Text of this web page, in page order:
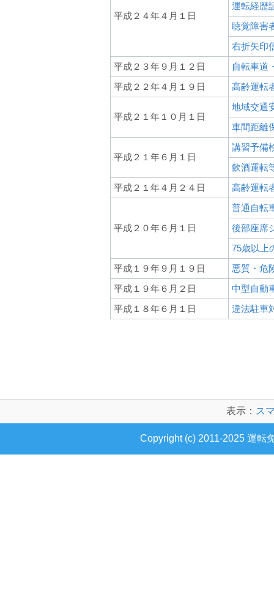
平成２４年４月１日
運転経歴
聴覚障害
右折矢印
平成２３年９月１２日
自転車道
平成２２年４月１９日
高齢運転
平成２１年１０月１日
地域交通
車間距離
平成２１年６月１日
講習予備
飲酒運転
平成２１年４月２４日
高齢運転
平成２０年６月１日
普通自転
後部座席
75歳以上
平成１９年９月１９日
悪質・危
平成１９年６月２日
中型自動
平成１８年６月１日
違法駐車
表示： ス
Copyright (c) 2011-2025 運